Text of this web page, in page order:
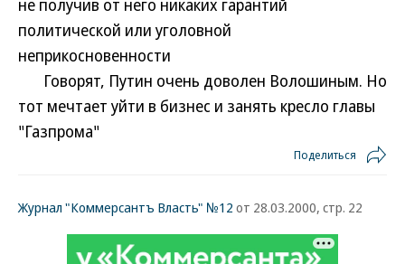
не получив от него никаких гарантий
политической или уголовной
неприкосновенности
Говорят, Путин очень доволен Волошиным. Но
тот мечтает уйти в бизнес и занять кресло главы
"Газпрома"
Поделиться
Журнал "Коммерсантъ Власть" №12 от 28.03.2000, стр. 22